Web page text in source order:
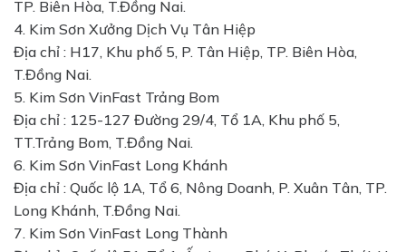
TP. Biên Hòa, T.Đồng Nai.
4. Kim Sơn Xưởng Dịch Vụ Tân Hiệp
Địa chỉ : H17, Khu phố 5, P. Tân Hiệp, TP. Biên Hòa,
T.Đồng Nai.
5. Kim Sơn VinFast Trảng Bom
Địa chỉ : 125-127 Đường 29/4, Tổ 1A, Khu phố 5,
TT.Trảng Bom, T.Đồng Nai.
6. Kim Sơn VinFast Long Khánh
Địa chỉ : Quốc lộ 1A, Tổ 6, Nông Doanh, P. Xuân Tân, TP.
Long Khánh, T.Đồng Nai.
7. Kim Sơn VinFast Long Thành